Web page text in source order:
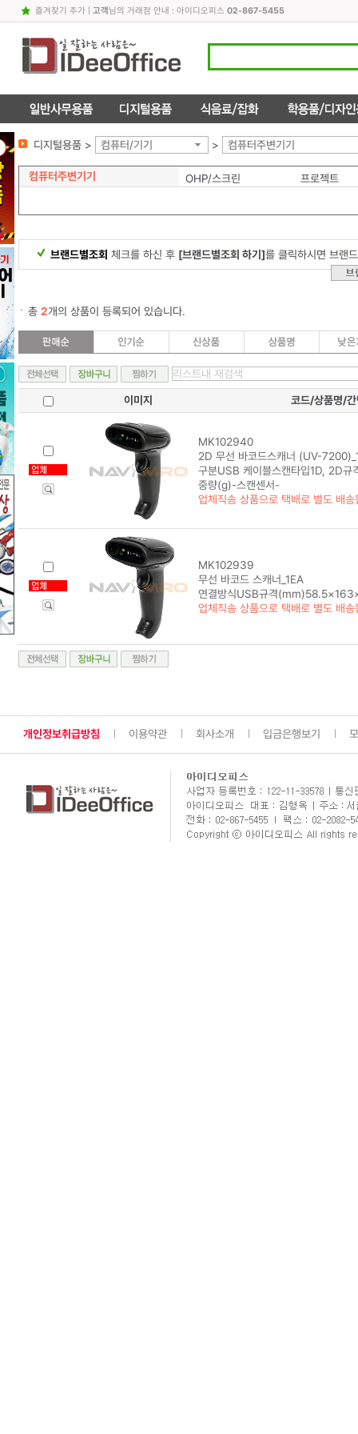
즐겨찾기 추가| 고객님의 거래점 안내 : 아이디오피스 02-867-5455
디지털용품 > 컴퓨터/기기 > 컴퓨터주변기기
컴퓨터주변기기 OHP/스크린 프로젝트
브랜드별조회 체크를 하신 후 [브랜드별조회 하기]를 클릭하시면 브랜
총 2개의 상품이 등록되어 있습니다.
이미지 코드/상품명/간
MK102940
2D 무선 바코드스캐너 (UV-
구분USB 케이블스캔타입1D, 2D
중량(g)-스캔센서-
업체직송 상품으로 택배로 별도 배송
MK102939
무선 바코드 스캐너_1EA
연결방식USB규격
업체직송 상품으로 택배로 별도 배송
개인정보취급방침 이용약관 회사소개 입금은행보기